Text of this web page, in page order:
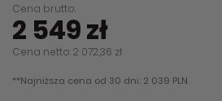
Cena brutto:
2 549 zł
Cena netto: 2 072,36 zł
**Najniższa cena od 30 dni: 2 039 PLN